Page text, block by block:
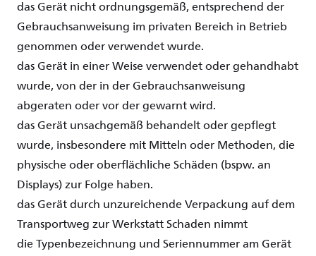
dasGerätnichtordnungsgemäß,entsprechendder
Gebrauchsanweisung imprivaten Bereich in Betrieb
genommenoderverwendetwurde.
dasGerätineinerWeiseverwendetodergehandhabt
wurde, von der in derGebrauchsanweisung
abgeratenodervordergewarntwird.
dasGerätunsachgemäß behandeltodergepflegt
wurde, insbesonderemitMittelnoderMethoden, die
physischeoderoberflächlicheSchäden (bspw.an
Displays)zurFolgehaben.
dasGerätdurch unzureichendeVerpackungauf dem
TransportwegzurWerkstattSchaden nimmt
dieTypenbezeichnung undSeriennummeramGerät